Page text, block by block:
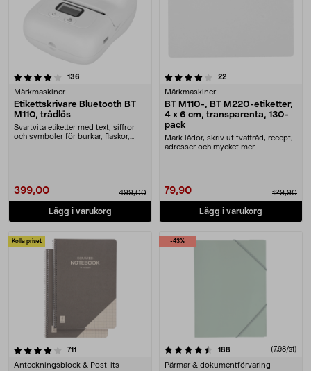
136
Märkmaskiner
Etikettskrivare Bluetooth BT
M110, trådlös
Svartvita etiketter med text, siffror
och symboler för burkar, flaskor,
399,00 499,00
Lägg i varukorg
4.0 av 5 stjärnor 22recensioner
Märkmaskiner
BT M110-, BT M220-etiketter,
4 x 6 cm, transparenta, 130-
pack
Märk lådor, skriv ut tvättråd, recept,
adresser och mycket mer.
79,90 129,90
Lägg i varukorg
Kolla priset
711
Anteckningsblock & Post-its
-43%
4.5 av 5 stjärnor 188 (7,98/st)
Pärmar & dokumentförvaring